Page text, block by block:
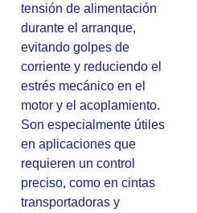
tensión de alimentación
durante el arranque,
evitando golpes de
corriente y reduciendo el
estrés mecánico en el
motor y el acoplamiento.
Son especialmente útiles
en aplicaciones que
requieren un control
preciso, como en cintas
transportadoras y